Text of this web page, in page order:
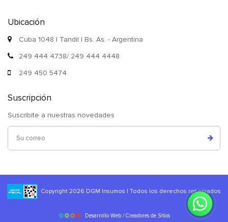
Ubicación
Cuba 1048 | Tandil | Bs. As. - Argentina
249 444 4738/ 249 444 4448
249 450 5474
Suscripción
Suscribite a nuestras novedades
Copyright 2026 DGM Insumos | Todos los derechos reservados
Desarrollo Web / Creadores de Sitios